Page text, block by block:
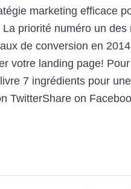
marketing efficace
priorité numéro un des
de conversion en
votre landing page!
7 ingrédients pour
TwitterShare on